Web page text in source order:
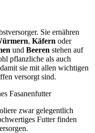
Sie ernähren
, Käfern oder
und Beeren stehen auf
pflanzliche als auch
sie mit allen wichtigen
versorgt sind.
zwar gelegentlich
Futter finden